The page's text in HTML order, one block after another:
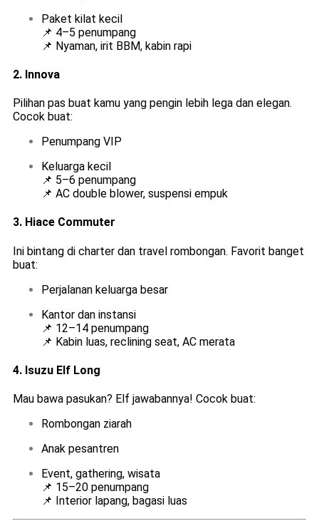
Paket kilat kecil
📌 4–5 penumpang
📌 Nyaman, irit BBM, kabin rapi
2. Innova
Pilihan pas buat kamu yang pengin lebih lega dan elegan.
Cocok buat:
Penumpang VIP
Keluarga kecil
📌 5–6 penumpang
📌 AC double blower, suspensi empuk
3. Hiace Commuter
Ini bintang di charter dan travel rombongan. Favorit banget
buat:
Perjalanan keluarga besar
Kantor dan instansi
📌 12–14 penumpang
📌 Kabin luas, reclining seat, AC merata
4. Isuzu Elf Long
Mau bawa pasukan? Elf jawabannya! Cocok buat:
Rombongan ziarah
Anak pesantren
Event, gathering, wisata
📌 15–20 penumpang
📌 Interior lapang, bagasi luas